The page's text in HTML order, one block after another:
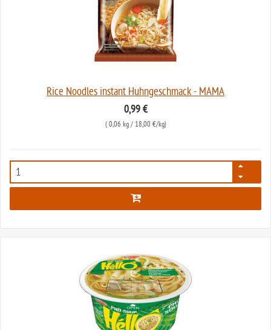
Rice Noodles instant Huhngeschmack - MAMA
0,99 €
( 0,06 kg/ 18,00 €/kg)
5288